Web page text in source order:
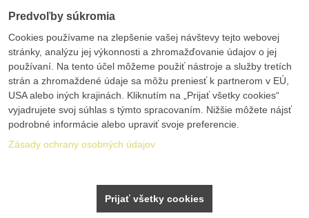
Predvoľby súkromia
Cookies používame na zlepšenie vašej návštevy tejto webovej
stránky, analýzu jej výkonnosti a zhromažďovanie údajov o jej
používaní. Na tento účel môžeme použiť nástroje a služby tretích
strán a zhromaždené údaje sa môžu preniesť k partnerom v EÚ,
USA alebo iných krajinách. Kliknutím na „Prijať všetky cookies“
vyjadrujete svoj súhlas s týmto spracovaním. Nižšie môžete nájsť
podrobné informácie alebo upraviť svoje preferencie.
Zásady ochrany osobných údajov
Prijať všetky cookies